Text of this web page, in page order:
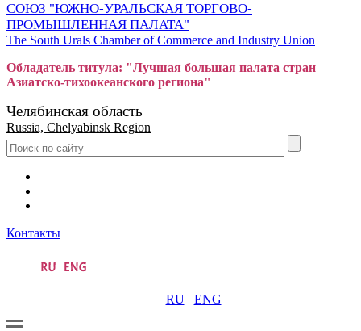
СОЮЗ "ЮЖНО-УРАЛЬСКАЯ ТОРГОВО-
ПРОМЫШЛЕННАЯ ПАЛАТА"
The South Urals Chamber of Commerce and Industry Union
Обладатель титула: "Лучшая большая палата стран
Азиатско-тихоокеанского региона"
Челябинская область
Russia, Chelyabinsk Region
Контакты
RU ENG